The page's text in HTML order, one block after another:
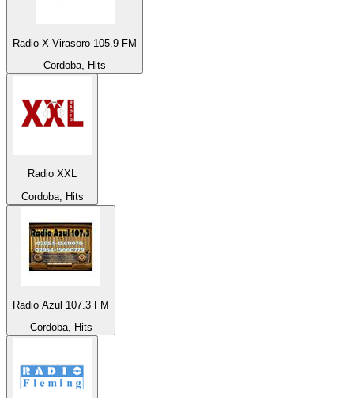
Radio X Virasoro 105.9 FM
Cordoba, Hits
Radio XXL
Cordoba, Hits
Radio Azul 107.3 FM
Cordoba, Hits